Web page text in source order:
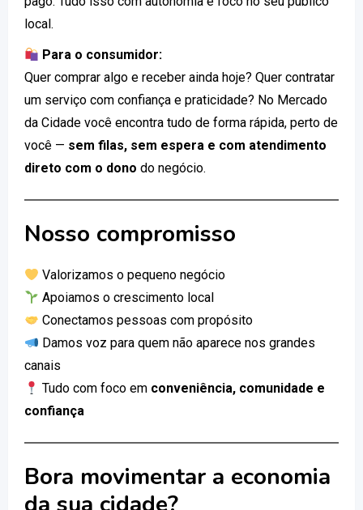
local.
Para o consumidor:
Quer comprar algo e receber ainda hoje? Quer contratar
um serviço com confiança e praticidade? No Mercado
da Cidade você encontra tudo de forma rápida, perto de
você — sem filas, sem espera e com atendimento
direto com o dono do negócio.
Nosso compromisso
Valorizamos o pequeno negócio
Apoiamos o crescimento local
Conectamos pessoas com propósito
Damos voz para quem não aparece nos grandes
canais
Tudo com foco em conveniência, comunidade e
confiança
Bora movimentar a economia